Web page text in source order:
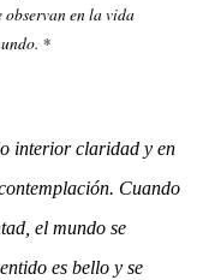
observan en la vida
*
interior claridad y en
Cuando
el mundo se
es bello y se